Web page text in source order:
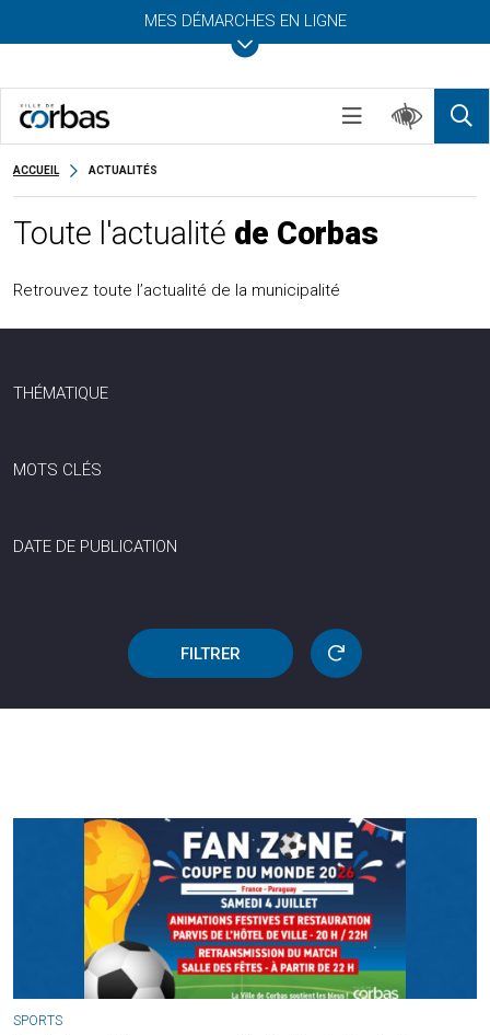
MES DÉMARCHES EN LIGNE
ACCUEIL ACTUALITÉS
Toute l'actualité de Corbas
Retrouvez toute l’actualité de la municipalité
THÉMATIQUE
MOTS CLÉS
DATE DE PUBLICATION
FILTRER
SPORTS